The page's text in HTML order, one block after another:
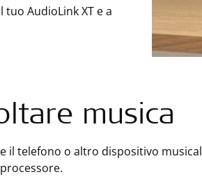
AudioLink XT e a
musica
il telefono o altro dispositivo